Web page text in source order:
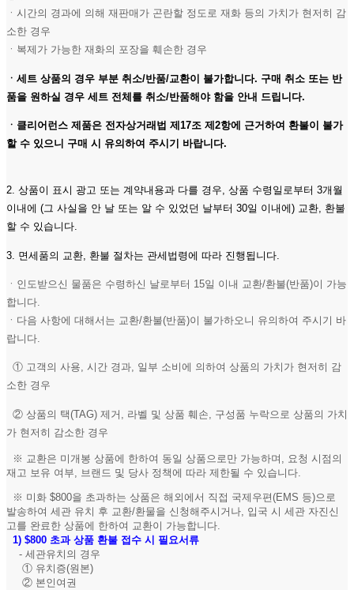
ㆍ시간의 경과에 의해 재판매가 곤란할 정도로 재화 등의 가치가 현저히 감
소한 경우
ㆍ복제가 가능한 재화의 포장을 훼손한 경우
ㆍ세트 상품의 경우 부분 취소/반품/교환이 불가합니다. 구매 취소 또는 반
품을 원하실 경우 세트 전체를 취소/반품해야 함을 안내 드립니다.
ㆍ클리어런스 제품은 전자상거래법 제17조 제2항에 근거하여 환불이 불가
할 수 있으니 구매 시 유의하여 주시기 바랍니다.
2. 상품이 표시 광고 또는 계약내용과 다를 경우, 상품 수령일로부터 3개월
이내에 (그 사실을 안 날 또는 알 수 있었던 날부터 30일 이내에) 교환, 환불
할 수 있습니다.
3. 면세품의 교환, 환불 절차는 관세법령에 따라 진행됩니다.
ㆍ인도받으신 물품은 수령하신 날로부터 15일 이내 교환/환불(반품)이 가능
합니다.
ㆍ다음 사항에 대해서는 교환/환불(반품)이 불가하오니 유의하여 주시기 바
랍니다.
① 고객의 사용, 시간 경과, 일부 소비에 의하여 상품의 가치가 현저히 감
소한 경우
② 상품의 택(TAG) 제거, 라벨 및 상품 훼손, 구성품 누락으로 상품의 가치
가 현저히 감소한 경우
※ 교환은 미개봉 상품에 한하여 동일 상품으로만 가능하며, 요청 시점의
재고 보유 여부, 브랜드 및 당사 정책에 따라 제한될 수 있습니다.
※ 미화 $800을 초과하는 상품은 해외에서 직접 국제우편(EMS 등)으로
발송하여 세관 유치 후 교환/환물을 신청해주시거나, 입국 시 세관 자진신
고를 완료한 상품에 한하여 교환이 가능합니다.
1) $800 초과 상품 환불 접수 시 필요서류
- 세관유치의 경우
① 유치증(원본)
② 본인여권